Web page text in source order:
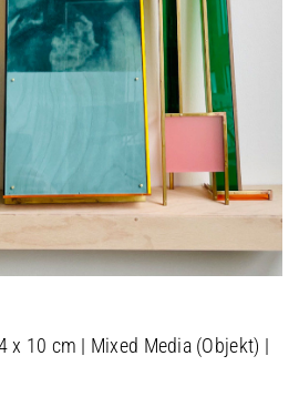
x 10 cm | Mixed Media (Objekt) |